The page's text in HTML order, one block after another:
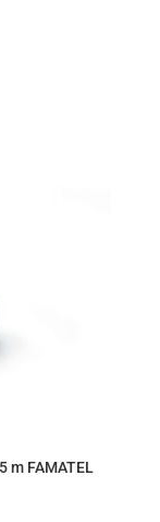
m FAMATEL